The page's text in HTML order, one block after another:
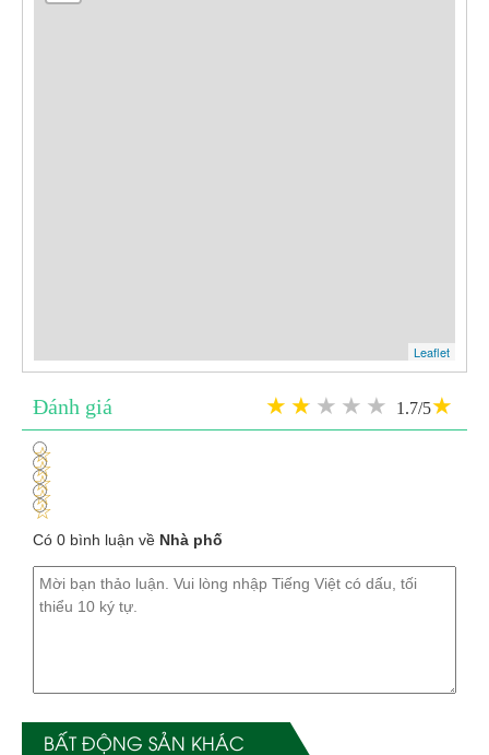
Leaflet
Đánh giá 1.7/5
1
2
3
4
5
Có 0 bình luận về Nhà phố
BẤT ĐỘNG SẢN KHÁC